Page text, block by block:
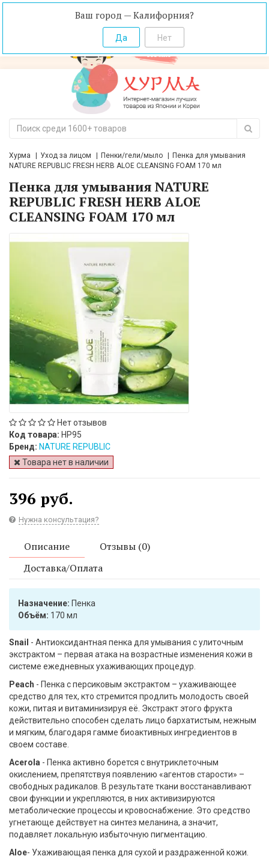
Ваш город — Калифорния?
Хурма Уход за лицом Пенки/гели/мыло
Пенка для умывания
NATURE REPUBLIC FRESH HERB ALOE CLEANSING FOAM 170 мл
Пенка для умывания NATURE
REPUBLIC FRESH HERB ALOE
CLEANSING FOAM 170 мл
Нет отзывов
Код товара: НР95
Бренд: NATURE REPUBLIC
Товара нет в наличии
396 руб.
Нужна консультация?
Описание
Отзывы (0)
Доставка/Оплата
Назначение: Пенка
Объём: 170 мл
Snail - Антиоксидантная пенка для умывания с улиточным
экстрактом – первая атака на возрастные изменения кожи в
системе ежедневных ухаживающих процедур.
Peach - Пенка с персиковым экстрактом – ухаживающее
средство для тех, кто стремится продлить молодость своей
кожи, питая и витаминизируя её. Экстракт этого фрукта
действительно способен сделать лицо бархатистым, нежным
и мягким, благодаря гамме биоактивных ингредиентов в
своем составе.
Acerola - Пенка активно борется с внутриклеточным
окислением, препятствуя появлению «агентов старости» –
свободных радикалов. В результате ткани восстанавливают
свои функции и укрепляются, в них активизируются
метаболические процессы и кровоснабжение. Это средство
угнетающе действует на синтез меланина, а значит,
подавляет локальную избыточную пигментацию.
Aloe- Ухаживающая пенка для сухой и раздраженной кожи.